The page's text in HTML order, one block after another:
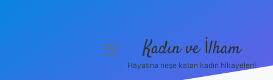
menüyü
Kadın ve İlham
Hayatına neşe katan kadın hikayeleri!